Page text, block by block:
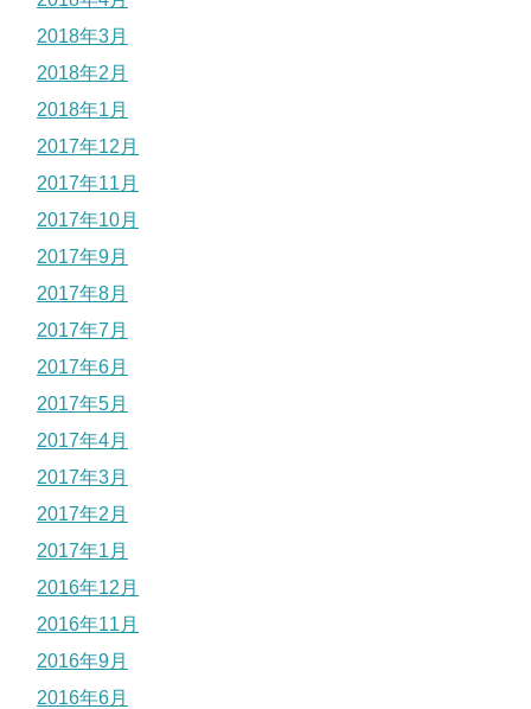
2018年3月
2018年2月
2018年1月
2017年12月
2017年11月
2017年10月
2017年9月
2017年8月
2017年7月
2017年6月
2017年5月
2017年4月
2017年3月
2017年2月
2017年1月
2016年12月
2016年11月
2016年9月
2016年6月